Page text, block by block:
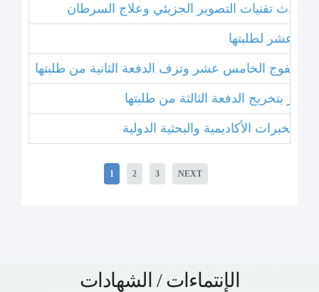
أحدث تقنيات التصوير الجزيئي وعلاج السرطان
عشر لطلبتها
الفوج الخامس عشر وتزف الدفعة الثانية من طلبتها
بتخريج الدفعة الثالثة من طلبتها
1 2 3 NEXT
الإنتماءات / الشهادات